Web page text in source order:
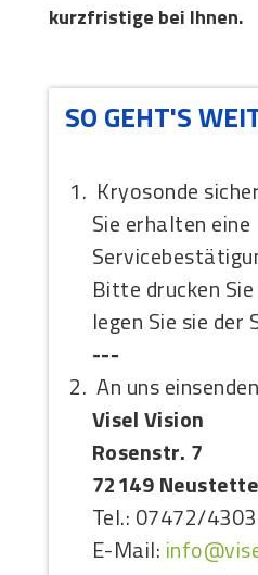
kurzfristige bei Ihnen.
SO GEHT'S
Kryosonde
Sie erhalten eine
Bitte drucken
legen Sie sie der
---
An uns einsenden
Visel Vision
Rosenstr. 7
72149
Tel.: 07472/
E-Mail: